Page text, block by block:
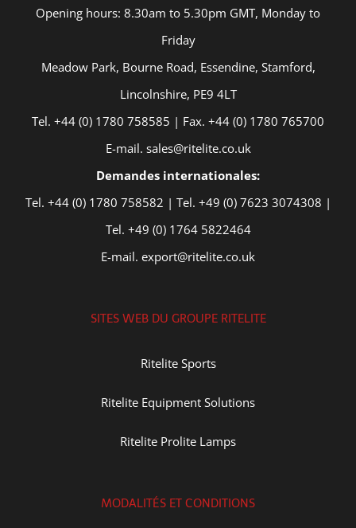
Opening hours: 8.30am to 5.30pm GMT, Monday to
Friday
Meadow Park, Bourne Road, Essendine, Stamford,
Lincolnshire, PE9 4LT
Tel. +44 (0) 1780 758585 | Fax. +44 (0) 1780 765700
E-mail. sales@ritelite.co.uk
Demandes internationales:
Tel. +44 (0) 1780 758582 | Tel. +49 (0) 7623 3074308 |
Tel. +49 (0) 1764 5822464
E-mail. export@ritelite.co.uk
SITES WEB DU GROUPE RITELITE
Ritelite Sports
Ritelite Equipment Solutions
Ritelite Prolite Lamps
MODALITÉS ET CONDITIONS